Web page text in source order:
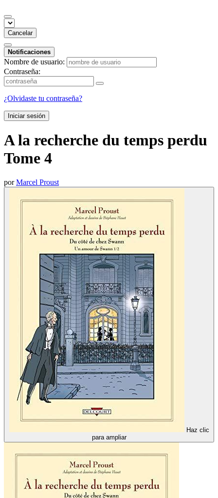
Cancelar
Notificaciones
Nombre de usuario:
Contraseña:
¿Olvidaste tu contraseña?
Iniciar sesión
A la recherche du temps perdu
Tome 4
porMarcel Proust
Haz clic
para ampliar